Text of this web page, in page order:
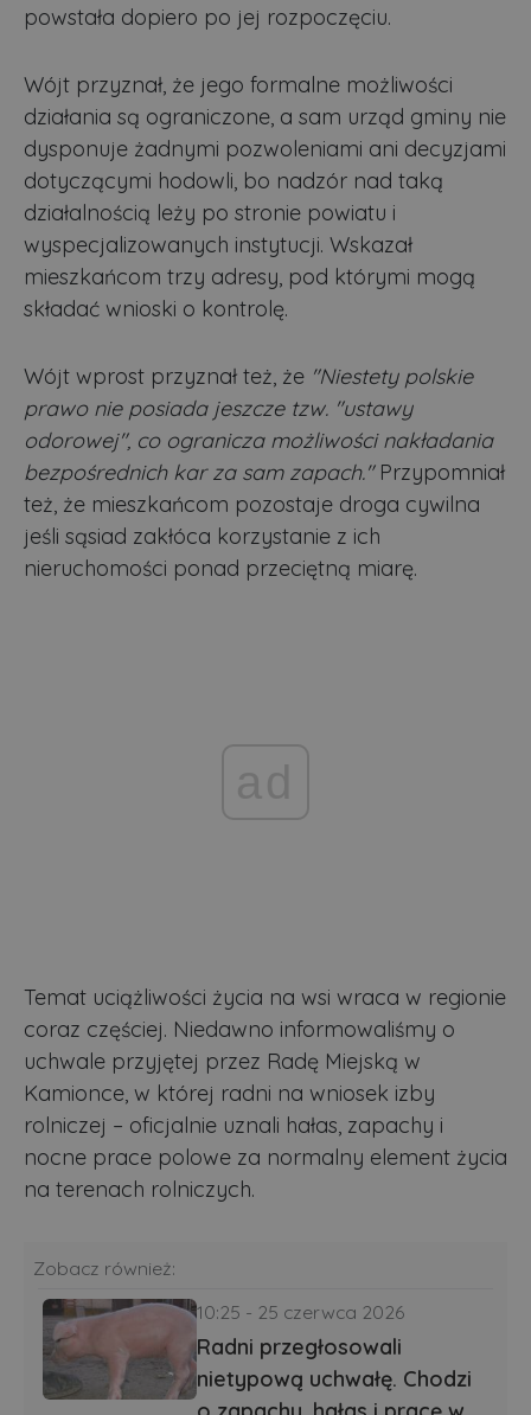
powstała dopiero po jej rozpoczęciu.
Wójt przyznał, że jego formalne możliwości
działania są ograniczone, a sam urząd gminy nie
dysponuje żadnymi pozwoleniami ani decyzjami
dotyczącymi hodowli, bo nadzór nad taką
działalnością leży po stronie powiatu i
wyspecjalizowanych instytucji. Wskazał
mieszkańcom trzy adresy, pod którymi mogą
składać wnioski o kontrolę.
Wójt wprost przyznał też, że "Niestety polskie
prawo nie posiada jeszcze tzw. "ustawy
odorowej", co ogranicza możliwości nakładania
bezpośrednich kar za sam zapach."Przypomniał
też, że mieszkańcom pozostaje droga cywilna
jeśli sąsiad zakłóca korzystanie z ich
nieruchomości ponad przeciętną miarę.
Temat uciążliwości życia na wsi wraca w regionie
coraz częściej. Niedawno informowaliśmy o
uchwale przyjętej przez Radę Miejską w
Kamionce, w której radni na wniosek izby
rolniczej – oficjalnie uznali hałas, zapachy i
nocne prace polowe za normalny element życia
na terenach rolniczych.
Zobacz również:
10:25 - 25 czerwca 2026
Radni przegłosowali
nietypową uchwałę. Chodzi